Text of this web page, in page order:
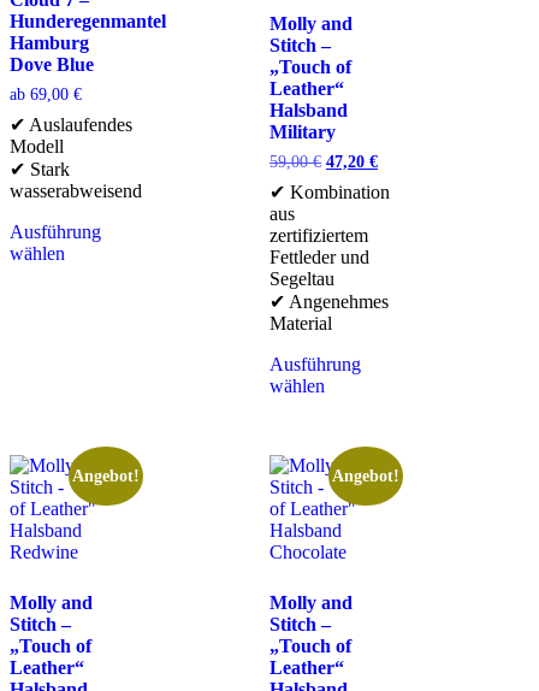
Hunderegenmantel
Hamburg
Dove Blue
ab 69,00 €
✔ Auslaufendes
Modell
✔ Stark
wasserabweisend
Ausführung
wählen
Molly and
Stitch –
„Touch of
Leather“
Halsband
Military
59,00€ 47,20 €
✔ Kombination
aus
zertifiziertem
Fettleder und
Segeltau
✔ Angenehmes
Material
Ausführung
wählen
Angebot!
Molly and
Stitch –
„Touch of
Leather“
Angebot!
Molly and
Stitch –
„Touch of
Leather“